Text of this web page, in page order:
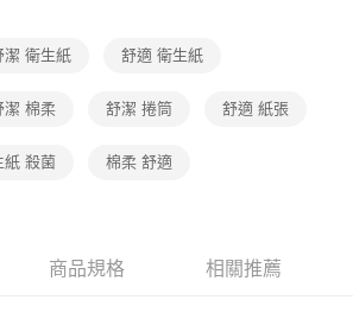
潔 衛生紙 舒適 衛生紙
潔 棉柔 舒潔 捲筒 舒適 紙張
紙 殺菌 棉柔 舒適
商品規格 相關推薦